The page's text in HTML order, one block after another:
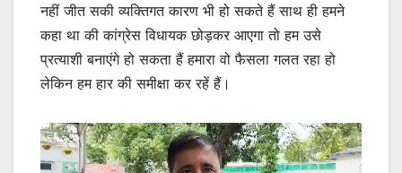
नहीं जीत सकी व्यक्तिगत कारण भी हो सकते हैं साथ ही हमने
कहा था की कांग्रेस विधायक छोड़कर आएगा तो हम उसे
प्रत्याशी बनाएंगे हो सकता हैं हमारा वो फैसला गलत रहा हो
लेकिन हम हार की समीक्षा कर रहें हैं।
Video
Player